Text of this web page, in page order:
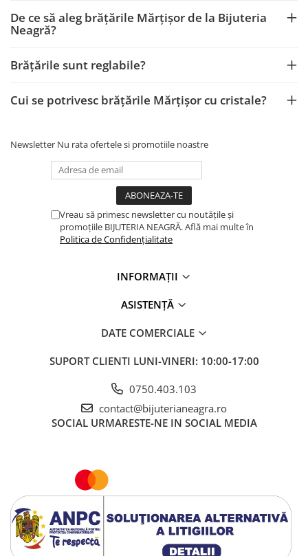
De ce să aleg brățările Mărțișor de la Bijuteria
Neagră?
Brățările sunt reglabile?
Cui se potrivesc brățările Mărțișor cu cristale?
Newsletter Nu rata ofertele si promotiile noastre
Vreau să primesc newsletter cu noutățile și
promoțiile BIJUTERIA NEAGRĂ. Află mai multe în
Politica de Confidențialitate
INFORMAȚII
ASISTENȚĂ
DATE COMERCIALE
SUPORT CLIENTI LUNI-VINERI: 10:00-17:00
0750.403.103
contact@bijuterianeagra.ro
SOCIAL URMARESTE-NE IN SOCIAL MEDIA